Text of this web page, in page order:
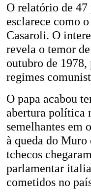
O relatório de 47
esclarece como
Casaroli. O
revela o temor
outubro de
regimes
O papa acabou
abertura política
semelhantes em
à queda do
tchecos
parlamentar
cometidos no